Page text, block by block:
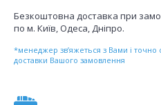
Безкоштовна доставка при
по м. Київ, Одеса, Дніпро.
*менеджер зв’яжеться з Вами і точно
доставки Вашого замовлення